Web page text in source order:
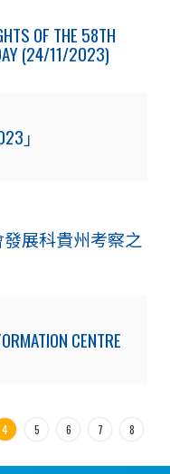
OF THE 58TH
(24/11/2023)
」
展科貴州考察之
CENTRE
4 5 6 7 8